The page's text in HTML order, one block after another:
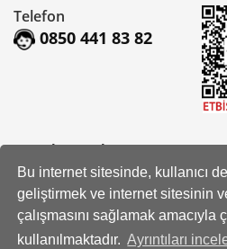
Bu internet sitesinde, kullanıcı
geliştirmek ve internet sitesinin
çalışmasını sağlamak amacıyla
kullanılmaktadır. Ayrıntıları
Telefon
0850 441 83 82
Sosyal Hesaplarımız
Facebook
Instagram